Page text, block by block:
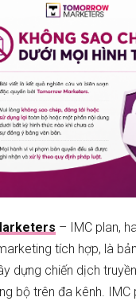
– IMC plan,
tích hợp, là
dựng chiến dịch
bộ trên đa kênh. IMC